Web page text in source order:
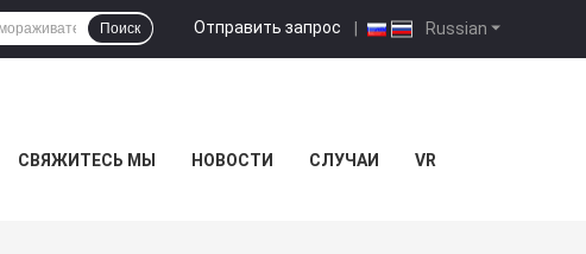
Russian
Отправить запрос |
Поиск
СВЯЖИТЕСЬ МЫ НОВОСТИ СЛУЧАИ VR